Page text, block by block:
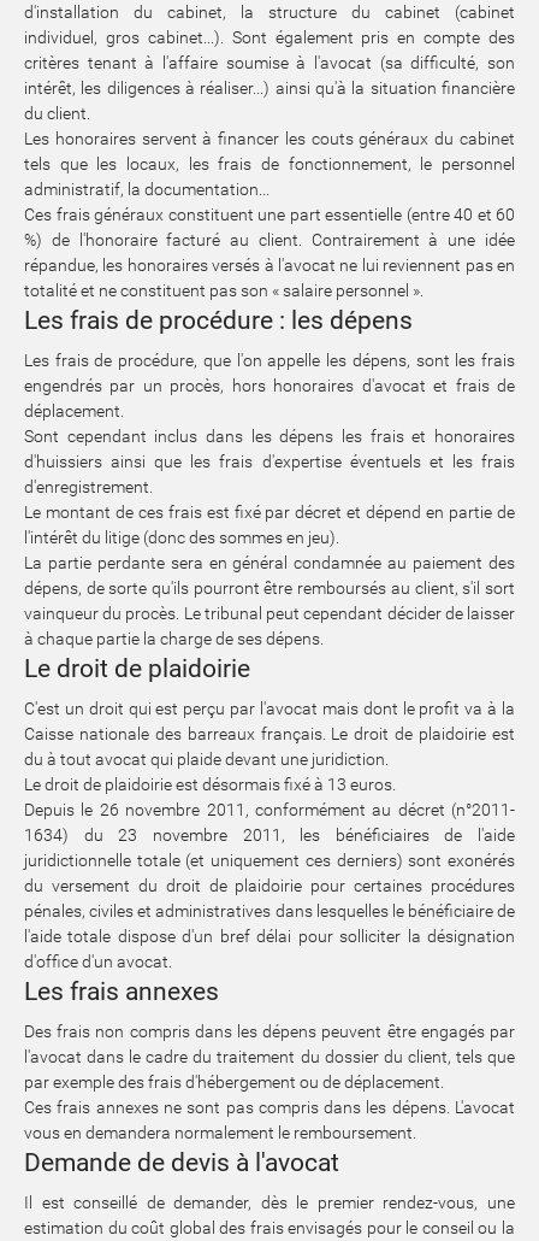
d'installation du cabinet, la structure du cabinet (cabinet
individuel, gros cabinet...). Sont également pris en compte des
critères tenant à l'affaire soumise à l'avocat (sa difficulté, son
intérêt, les diligences à réaliser...) ainsi qu'à la situation financière
du client.
Les honoraires servent à financer les couts généraux du cabinet
tels que les locaux, les frais de fonctionnement, le personnel
administratif, la documentation...
Ces frais généraux constituent une part essentielle (entre 40 et 60
%) de l'honoraire facturé au client. Contrairement à une idée
répandue, les honoraires versés à l'avocat ne lui reviennent pas en
totalité et ne constituent pas son « salaire personnel ».
Les frais de procédure : les dépens
Les frais de procédure, que l'on appelle les dépens, sont les frais
engendrés par un procès, hors honoraires d'avocat et frais de
déplacement.
Sont cependant inclus dans les dépens les frais et honoraires
d'huissiers ainsi que les frais d'expertise éventuels et les frais
d'enregistrement.
Le montant de ces frais est fixé par décret et dépend en partie de
l'intérêt du litige (donc des sommes en jeu).
La partie perdante sera en général condamnée au paiement des
dépens, de sorte qu'ils pourront être remboursés au client, s'il sort
vainqueur du procès. Le tribunal peut cependant décider de laisser
à chaque partie la charge de ses dépens.
Le droit de plaidoirie
C'est un droit qui est perçu par l'avocat mais dont le profit va à la
Caisse nationale des barreaux français. Le droit de plaidoirie est
du à tout avocat qui plaide devant une juridiction.
Le droit de plaidoirie est désormais fixé à 13 euros.
Depuis le 26 novembre 2011, conformément au décret (n°2011-
1634) du 23 novembre 2011, les bénéficiaires de l'aide
juridictionnelle totale (et uniquement ces derniers) sont exonérés
du versement du droit de plaidoirie pour certaines procédures
pénales, civiles et administratives dans lesquelles le bénéficiaire de
l'aide totale dispose d'un bref délai pour solliciter la désignation
d'office d'un avocat.
Les frais annexes
Des frais non compris dans les dépens peuvent être engagés par
l'avocat dans le cadre du traitement du dossier du client, tels que
par exemple des frais d'hébergement ou de déplacement.
Ces frais annexes ne sont pas compris dans les dépens. L'avocat
vous en demandera normalement le remboursement.
Demande de devis à l'avocat
Il est conseillé de demander, dès le premier rendez-vous, une
estimation du coût global des frais envisagés pour le conseil ou la